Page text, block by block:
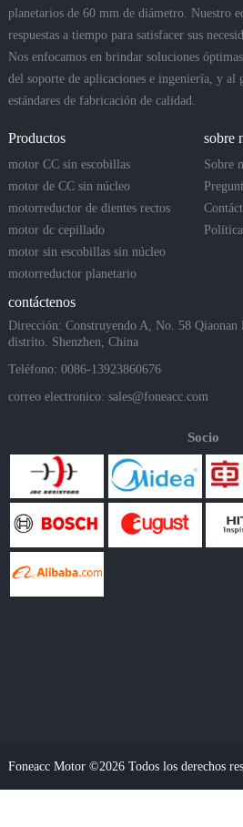
planetarios de 60 mm de diámetro. Nuestro
respuestas a tiempo para satisfacer sus
Nos enfocamos en brindar soluciones
del soporte de aplicaciones e ingeniería, y al
estándares de fabricación de calidad.
Productos
motor CC sin escobillas
motor de CC sin núcleo
motorreductor de dientes rectos
motor dc cepillado
motor sin escobillas sin núcleo
motorreductor planetario
sobre
Sobre
contáctenos
Dirección: Construyendo A, No. 58
distrito. Shenzhen, China
Teléfono: 0086-13923860676
correo electronico: sales@foneacc.com
Socio
Foneacc Motor ©2026 Todos los derechos